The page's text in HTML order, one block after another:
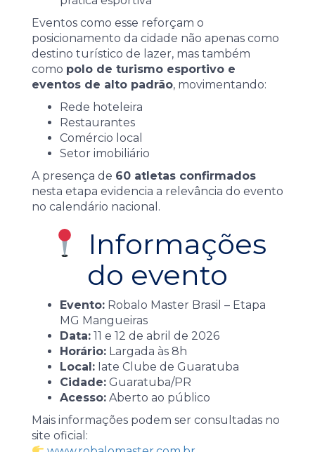
Eventos como esse reforçam o
posicionamento da cidade não apenas como
destino turístico de lazer, mas também
como polo de turismo esportivo e
eventos de alto padrão, movimentando:
Rede hoteleira
Restaurantes
Comércio local
Setor imobiliário
A presença de 60 atletas confirmados
nesta etapa evidencia a relevância do evento
no calendário nacional.
Informações
do evento
Evento: Robalo Master Brasil – Etapa
MG Mangueiras
Data: 11 e 12 de abril de 2026
Horário: Largada às 8h
Local: Iate Clube de Guaratuba
Cidade: Guaratuba/PR
Acesso: Aberto ao público
Mais informações podem ser consultadas no
site oficial: